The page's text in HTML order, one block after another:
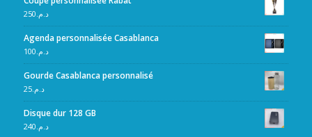
د.م. 250
Agenda personnalisée Casablanca
د.م. 100
Gourde Casablanca personnalisé
د.م.25
Disque dur 128 GB
د.م. 240